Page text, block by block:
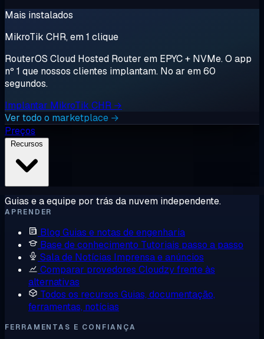
Mais instalados
MikroTik CHR, em 1 clique
RouterOS Cloud Hosted Router em EPYC + NVMe. O app
nº 1 que nossos clientes implantam. No ar em 60
segundos.
Implantar MikroTik CHR →
Ver todo o marketplace →
Preços
Guias e a equipe por trás da nuvem independente.
APRENDER
Blog Guias e notas de engenharia
Base de conhecimento Tutoriais passo a passo
Sala de Notícias Imprensa e anúncios
Comparar provedores Cloudzy frente às
alternativas
Todos os recursos Guias, documentação,
ferramentas, notícias
FERRAMENTAS E CONFIANÇA